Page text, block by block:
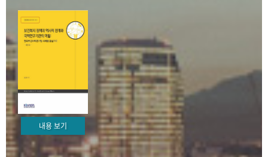
성과 50선 숫자로 보는 50년
세계와 함께 한 KIHASA
VR 역사관
내용 보기